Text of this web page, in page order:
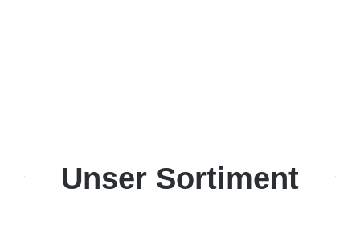
Unser Sortiment